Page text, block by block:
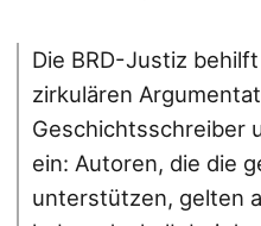
Die BRD-Justiz
zirkulären
Geschichtsschreiber
ein: Autoren, die die
unterstützen, gelten